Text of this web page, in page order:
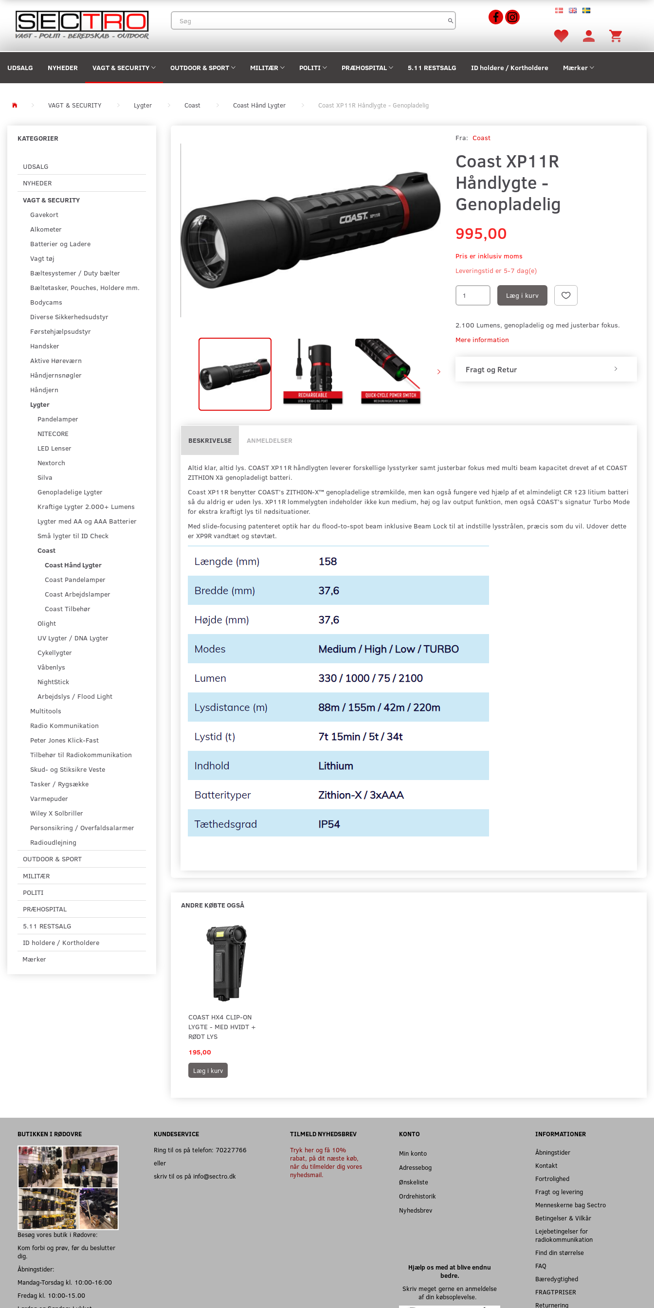
UDSALG NYHEDER VAGT & SECURITY OUTDOOR & SPORT MILITÆR POLITI PRÆHOSPITAL 5.11 RESTSALG ID holdere / Kortholdere Mærker
VAGT & SECURITY Lygter Coast Coast Hånd Lygter Coast XP11R Håndlygte - Genopladelig
KATEGORIER
UDSALG
NYHEDER
VAGT & SECURITY
Gavekort
Alkometer
Batterier og Ladere
Vagt tøj
Bæltesystemer / Duty bælter
Bæltetasker, Pouches, Holdere mm.
Bodycams
Diverse Sikkerhedsudstyr
Førstehjælpsudstyr
Handsker
Aktive Høreværn
Håndjernsnøgler
Håndjern
Lygter
Pandelamper
NITECORE
LED Lenser
Nextorch
Silva
Genopladelige Lygter
Kraftige Lygter 2.000+ Lumens
Lygter med AA og AAA Batterier
Små lygter til ID Check
Coast
Coast Hånd Lygter
Coast Pandelamper
Coast Arbejdslamper
Coast Tilbehør
Olight
UV Lygter / DNA Lygter
Cykellygter
Våbenlys
NightStick
Arbejdslys / Flood Light
Multitools
Radio Kommunikation
Peter Jones Klick-Fast
Tilbehør til Radiokommunikation
Skud- og Stiksikre Veste
Tasker / Rygsække
Varmepuder
Wiley X Solbriller
Personsikring / Overfaldsalarmer
Radioudlejning
OUTDOOR & SPORT
MILITÆR
POLITI
PRÆHOSPITAL
5.11 RESTSALG
ID holdere / Kortholdere
Mærker
Fra: Coast
Coast XP11R
Håndlygte -
Genopladelig
995,00
Pris er inklusiv moms
Leveringstid er 5-7 dag(e)
Læg i kurv
2.100 Lumens, genopladelig og med justerbar fokus.
Mere information
Fragt og Retur
BESKRIVELSE ANMELDELSER
Altid klar, altid lys. COAST XP11R håndlygten leverer forskellige lysstyrker samt justerbar fokus med multi beam kapacitet drevet af et COAST
ZITHION Xä genopladeligt batteri.
Coast XP11R benytter COAST’s ZITHION-X™ genopladelige strømkilde, men kan også fungere ved hjælp af et almindeligt CR 123 litium batteri
så du aldrig er uden lys. XP11R lommelygten indeholder ikke kun medium, høj og lav output funktion, men også COAST’s signatur Turbo Mode
for ekstra kraftigt lys til nødsituationer.
Med slide-focusing patenteret optik har du flood-to-spot beam inklusive Beam Lock til at indstille lysstrålen, præcis som du vil. Udover dette
er XP9R vandtæt og støvtæt.
ANDRE KØBTE OGSÅ
COAST HX4 CLIP-ON
LYGTE - MED HVIDT +
RØDT LYS
195,00
Læg i kurv
BUTIKKEN I RØDOVRE
Besøg vores butik i Rødovre:
Kom forbi og prøv, før du beslutter
dig.
Åbningstider:
Mandag-Torsdag kl. 10:00-16:00
Fredag kl. 10:00-15.00
KUNDESERVICE
Ring til os på telefon: 70227766
eller
skriv til os på info@sectro.dk
TILMELD NYHEDSBREV
Tryk her og få 10%
rabat, på dit næste køb,
når du tilmelder dig vores
nyhedsmail.
KONTO
Min konto
Adressebog
Ønskeliste
Ordrehistorik
Nyhedsbrev
Hjælp os med at blive endnu
bedre.
Skriv meget gerne en anmeldelse
af din købsoplevelse.
INFORMATIONER
Åbningstider
Kontakt
Fortrolighed
Fragt og levering
Menneskerne bag Sectro
Betingelser & Vilkår
Lejebetingelser for
radiokommunikation
Find din størrelse
FAQ
Bæredygtighed
FRAGTPRISER
Returnering